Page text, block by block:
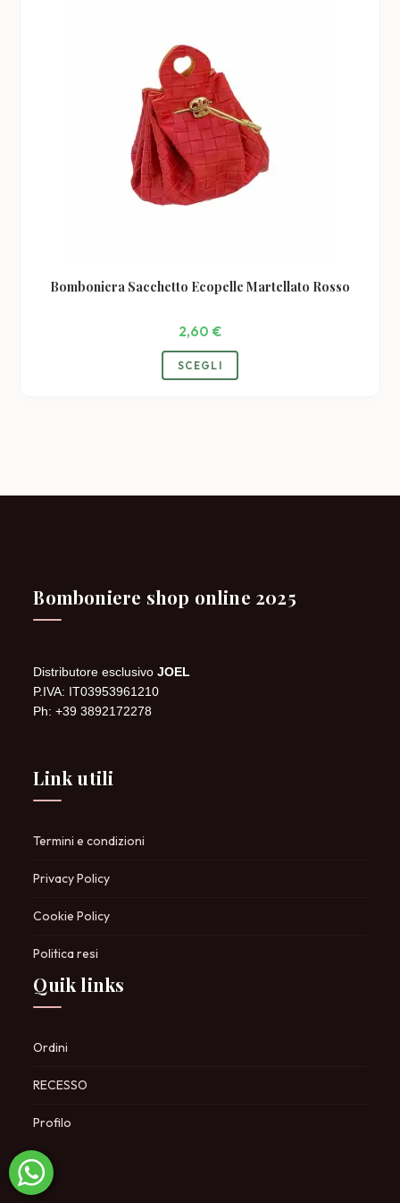
Bomboniera Sacchetto Ecopelle Martellato Rosso
2,60 €
SCEGLI
Bomboniere shop online 2025
Distributore esclusivoJOEL
P.IVA: IT03953961210
Ph: +39 3892172278
Link utili
Termini e condizioni
Privacy Policy
Cookie Policy
Politica resi
Quik links
Ordini
RECESSO
Profilo